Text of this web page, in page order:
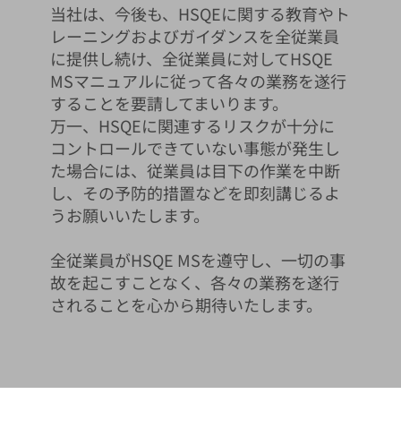
当社は、今後も、HSQEに関する教育やト
レーニングおよびガイダンスを全従業員
に提供し続け、全従業員に対してHSQE
MSマニュアルに従って各々の業務を遂行
することを要請してまいります。
万一、HSQEに関連するリスクが十分に
コントロールできていない事態が発生し
た場合には、従業員は目下の作業を中断
し、その予防的措置などを即刻講じるよ
うお願いいたします。
全従業員がHSQE MSを遵守し、一切の事
故を起こすことなく、各々の業務を遂行
されることを心から期待いたします。